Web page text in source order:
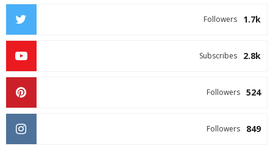
1.7k
Followers
2.8k
Subscribes
524
Followers
849
Followers